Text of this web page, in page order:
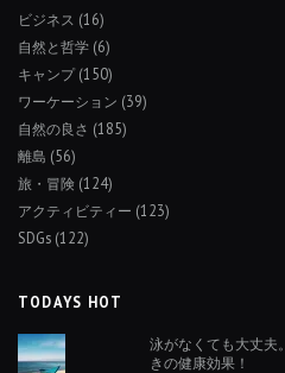
ビジネス (16)
自然と哲学 (6)
キャンプ(150)
ワーケーション (39)
自然の良さ (185)
離島 (56)
旅・冒険 (124)
アクティビティー (123)
SDGs (122)
TODAYS HOT
泳がなくても大丈夫
きの健康効果！